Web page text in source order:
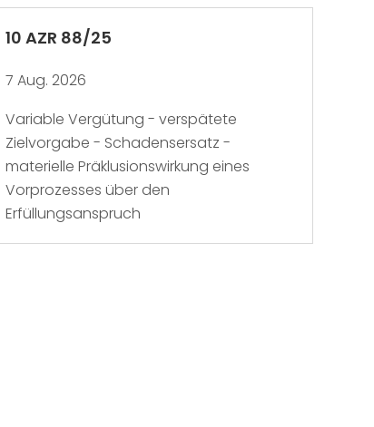
10 AZR 88/25
7 Aug. 2026
Variable Vergütung - verspätete
Zielvorgabe - Schadensersatz -
materielle Präklusionswirkung eines
Vorprozesses über den
Erfüllungsanspruch